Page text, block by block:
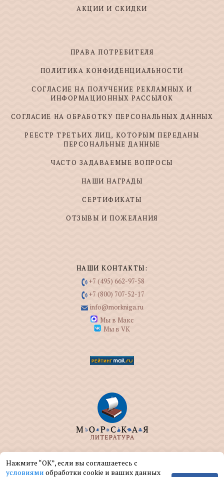
АКЦИИ И СКИДКИ
ПРАВА ПОТРЕБИТЕЛЯ
ПОЛИТИКА КОНФИДЕНЦИАЛЬНОСТИ
СОГЛАСИЕ НА ПОЛУЧЕНИЕ РЕКЛАМНЫХ И
ИНФОРМАЦИОННЫХ РАССЫЛОК
СОГЛАСИЕ НА ОБРАБОТКУ ПЕРСОНАЛЬНЫХ ДАННЫХ
РЕЕСТР ТРЕТЬИХ ЛИЦ, КОТОРЫМ ПЕРЕДАНЫ
ПЕРСОНАЛЬНЫЕ ДАННЫЕ
ЧАСТО ЗАДАВАЕМЫЕ ВОПРОСЫ
НАШИ НАГРАДЫ
СЕРТИФИКАТЫ
ОТЗЫВЫ И ПОЖЕЛАНИЯ
НАШИ КОНТАКТЫ:
+7 (495) 662-97-58
+7 (800) 707-52-17
info@morkniga.ru
Мы в Макс
Мы в VK
ООО "МОРКНИГА" занимается изданием и
реализацией книг на морскую тематику.
Нажмите “ОК”, если вы соглашаетесь с
условиями обработки cookie и ваших данных